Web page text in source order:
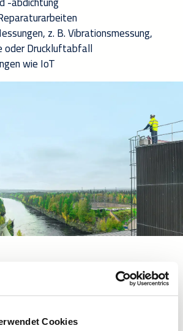
Cookies
z. B. Vibrationsmessung,
oder Druckluftabfall
wieIoT
in Verbindung mit proaktiven, digitalen
sanlagen.